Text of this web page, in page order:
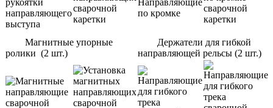
Магнитные упорные
ролики (2 шт.)
Держатели для гибкой
направляющей рельсы (2 шт.)